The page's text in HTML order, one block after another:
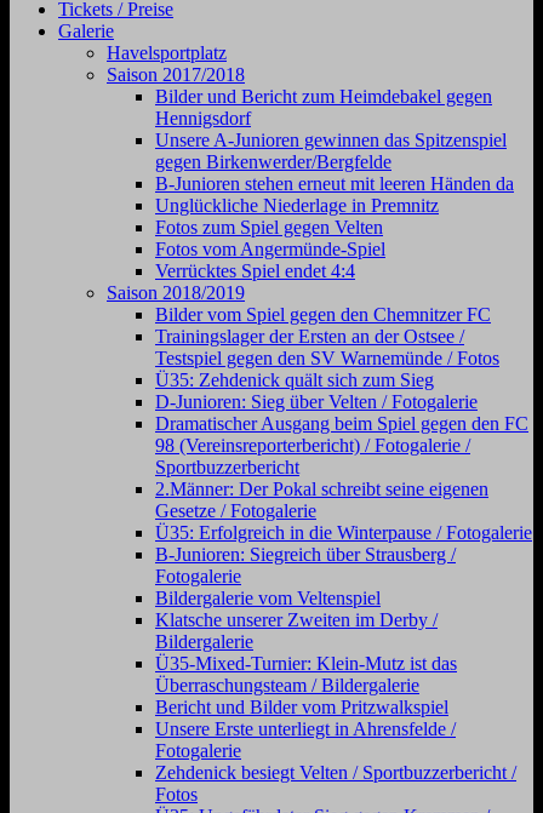
Tickets / Preise
Galerie
Havelsportplatz
Saison 2017/2018
Bilder und Bericht zum Heimdebakel gegen
Hennigsdorf
Unsere A-Junioren gewinnen das Spitzenspiel
gegen Birkenwerder/Bergfelde
B-Junioren stehen erneut mit leeren Händen da
Unglückliche Niederlage in Premnitz
Fotos zum Spiel gegen Velten
Fotos vom Angermünde-Spiel
Verrücktes Spiel endet 4:4
Saison 2018/2019
Bilder vom Spiel gegen den Chemnitzer FC
Trainingslager der Ersten an der Ostsee /
Testspiel gegen den SV Warnemünde / Fotos
Ü35: Zehdenick quält sich zum Sieg
D-Junioren: Sieg über Velten / Fotogalerie
Dramatischer Ausgang beim Spiel gegen den FC
98 (Vereinsreporterbericht) / Fotogalerie /
Sportbuzzerbericht
2.Männer: Der Pokal schreibt seine eigenen
Gesetze / Fotogalerie
Ü35: Erfolgreich in die Winterpause / Fotogalerie
B-Junioren: Siegreich über Strausberg /
Fotogalerie
Bildergalerie vom Veltenspiel
Klatsche unserer Zweiten im Derby /
Bildergalerie
Ü35-Mixed-Turnier: Klein-Mutz ist das
Überraschungsteam / Bildergalerie
Bericht und Bilder vom Pritzwalkspiel
Unsere Erste unterliegt in Ahrensfelde /
Fotogalerie
Zehdenick besiegt Velten / Sportbuzzerbericht /
Fotos